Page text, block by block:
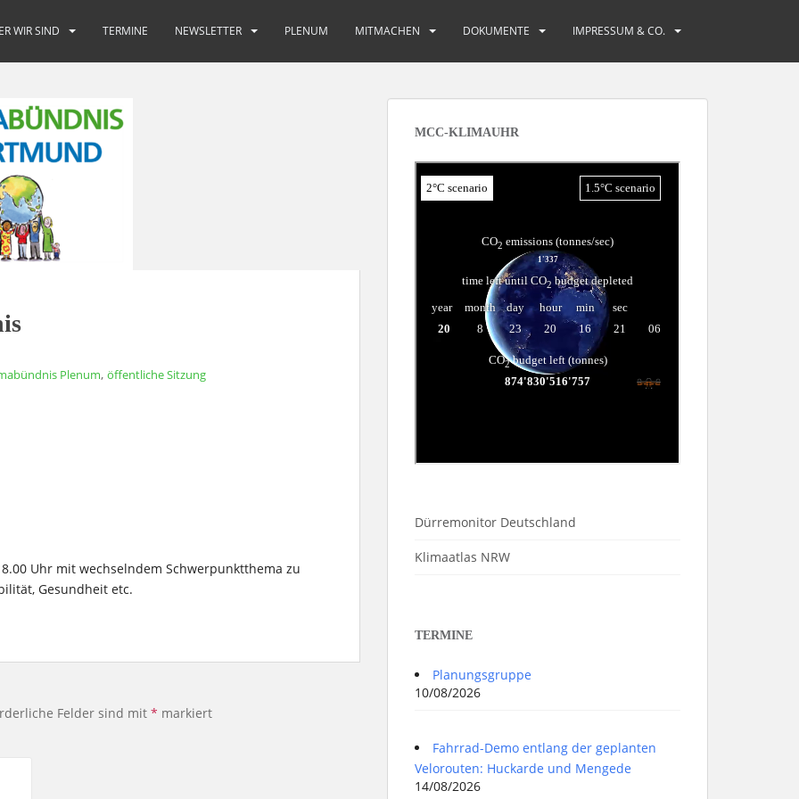
WIR SIND TERMINE NEWSLETTER PLENUM MITMACHEN DOKUMENTE IMPRESSUM & CO.
Plenum, öffentliche Sitzung
Uhr mit wechselndem Schwerpunktthema zu
Gesundheit etc.
Felder sind mit * markiert
MCC-KLIMAUHR
Dürremonitor Deutschland
Klimaatlas NRW
TERMINE
Planungsgruppe
10/08/2026
Fahrrad-Demo entlang der geplanten
Velorouten: Huckarde und Mengede
14/08/2026